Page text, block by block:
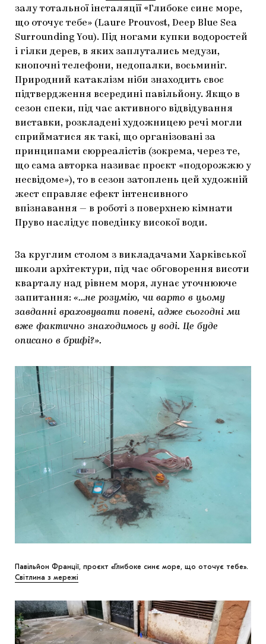
залу тотальної інсталяції «Глибоке синє море,
що оточує тебе» (Laure Prouvost, Deep Blue Sea
Surrounding You). Під ногами купки водоростей
і гілки дерев, в яких заплутались медузи,
кнопочні телефони, недопалки, восьминіг.
Природний катаклізм ніби знаходить своє
підтвердження всередині павільйону. Якщо в
сезон спеки, під час активного відвідування
виставки, розкладені художницею речі могли
сприйматися як такі, що організовані за
принципами сюрреалістів (зокрема, через те,
що сама авторка називає проєкт «подорожжю у
несвідоме»), то в сезон затоплень цей художній
жест справляє ефект інтенсивного
впізнавання — в роботі з поверхнею кімнати
Пруво наслідує поведінку високої води.
За круглим столом з викладачами Харківської
школи архітектури, під час обговорення висоти
кварталу над рівнем моря, лунає уточнююче
запитання: «…не розумію, чи варто в цьому
завданні враховувати повені, адже сьогодні ми
вже фактично знаходимось у воді. Це буде
описано в брифі?».
Павільйон Франції, проєкт «Глибоке синє море, що оточує тебе».
Світлина з мережі